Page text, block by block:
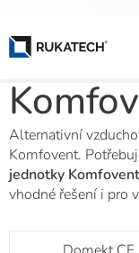
Alternativní
Komfovent.
jednotky Komfovent
vhodné řešení i pro